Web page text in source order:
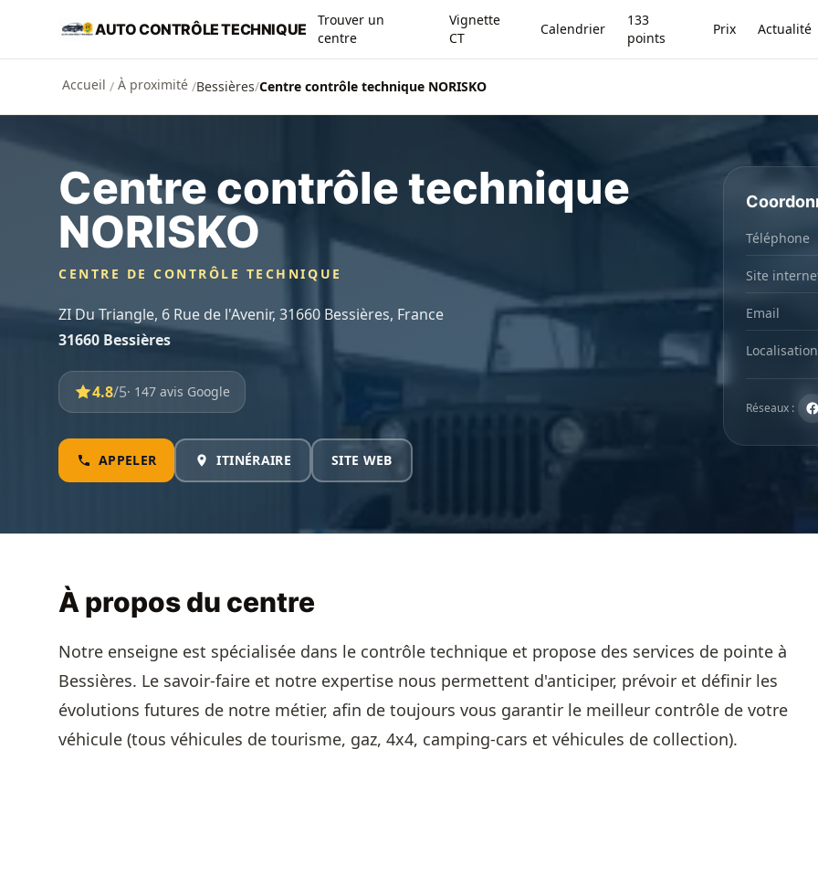
Aller au contenu principal
AUTO CONTRÔLE TECHNIQUE
Trouver un
centre
Vignette
CT
Calendrier
133
points
Prix Actualité
Accueil / À proximité /Bessières/Centre contrôle technique NORISKO
Centre contrôle technique
NORISKO
CENTRE DE CONTRÔLE TECHNIQUE
ZI Du Triangle, 6 Rue de l'Avenir, 31660 Bessières, France
31660 Bessières
4.8/5· 147 avis Google
APPELER ITINÉRAIRE SITE WEB
Téléphone
Site
Email
Localisation
Réseaux :
À propos du centre
Notre enseigne est spécialisée dans le contrôle technique et propose des services de pointe à
Bessières. Le savoir-faire et notre expertise nous permettent d'anticiper, prévoir et définir les
évolutions futures de notre métier, afin de toujours vous garantir le meilleur contrôle de votre
véhicule (tous véhicules de tourisme, gaz, 4x4, camping-cars et véhicules de collection).